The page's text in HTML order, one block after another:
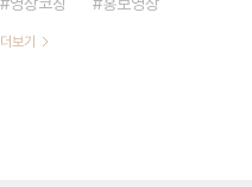
더보기